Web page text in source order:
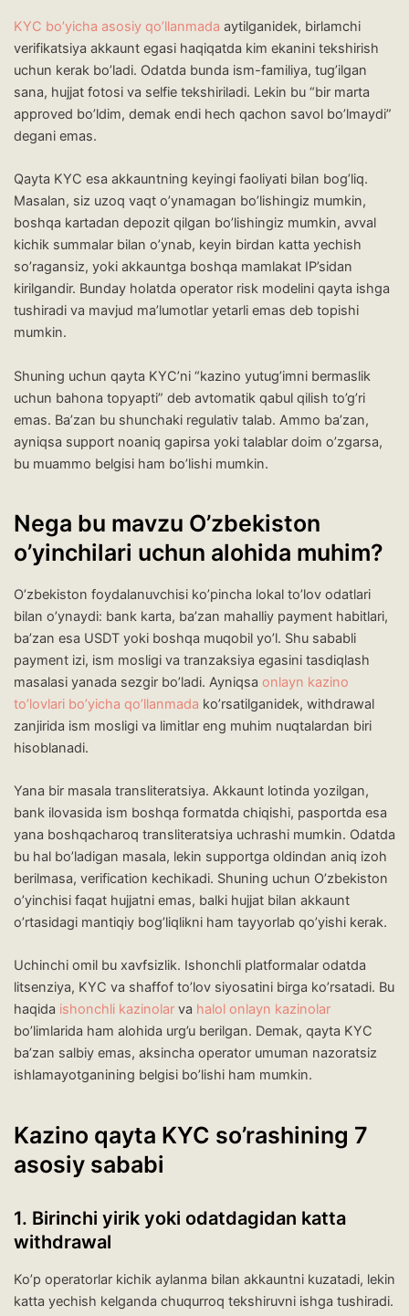
KYC bo’yicha asosiy qo’llanmada aytilganidek, birlamchi
verifikatsiya akkaunt egasi haqiqatda kim ekanini tekshirish
uchun kerak bo’ladi. Odatda bunda ism-familiya, tug’ilgan
sana, hujjat fotosi va selfie tekshiriladi. Lekin bu “bir marta
approved bo’ldim, demak endi hech qachon savol bo’lmaydi”
degani emas.
Qayta KYC esa akkauntning keyingi faoliyati bilan bog’liq.
Masalan, siz uzoq vaqt o’ynamagan bo’lishingiz mumkin,
boshqa kartadan depozit qilgan bo’lishingiz mumkin, avval
kichik summalar bilan o’ynab, keyin birdan katta yechish
so’ragansiz, yoki akkauntga boshqa mamlakat IP’sidan
kirilgandir. Bunday holatda operator risk modelini qayta ishga
tushiradi va mavjud ma’lumotlar yetarli emas deb topishi
mumkin.
Shuning uchun qayta KYC’ni “kazino yutug’imni bermaslik
uchun bahona topyapti” deb avtomatik qabul qilish to’g’ri
emas. Ba’zan bu shunchaki regulativ talab. Ammo ba’zan,
ayniqsa support noaniq gapirsa yoki talablar doim o’zgarsa,
bu muammo belgisi ham bo’lishi mumkin.
Nega bu mavzu O’zbekiston
o’yinchilari uchun alohida muhim?
O’zbekiston foydalanuvchisi ko’pincha lokal to’lov odatlari
bilan o’ynaydi: bank karta, ba’zan mahalliy payment habitlari,
ba’zan esa USDT yoki boshqa muqobil yo’l. Shu sababli
payment izi, ism mosligi va tranzaksiya egasini tasdiqlash
masalasi yanada sezgir bo’ladi. Ayniqsa onlayn kazino
to’lovlari bo’yicha qo’llanmada ko’rsatilganidek, withdrawal
zanjirida ism mosligi va limitlar eng muhim nuqtalardan biri
hisoblanadi.
Yana bir masala transliteratsiya. Akkaunt lotinda yozilgan,
bank ilovasida ism boshqa formatda chiqishi, pasportda esa
yana boshqacharoq transliteratsiya uchrashi mumkin. Odatda
bu hal bo’ladigan masala, lekin supportga oldindan aniq izoh
berilmasa, verification kechikadi. Shuning uchun O’zbekiston
o’yinchisi faqat hujjatni emas, balki hujjat bilan akkaunt
o’rtasidagi mantiqiy bog’liqlikni ham tayyorlab qo’yishi kerak.
Uchinchi omil bu xavfsizlik. Ishonchli platformalar odatda
litsenziya, KYC va shaffof to’lov siyosatini birga ko’rsatadi. Bu
haqida ishonchli kazinolarva halol onlayn kazinolar
bo’limlarida ham alohida urg’u berilgan. Demak, qayta KYC
ba’zan salbiy emas, aksincha operator umuman nazoratsiz
ishlamayotganining belgisi bo’lishi ham mumkin.
Kazino qayta KYC so’rashining 7
asosiy sababi
1. Birinchi yirik yoki odatdagidan katta
withdrawal
Ko’p operatorlar kichik aylanma bilan akkauntni kuzatadi, lekin
katta yechish kelganda chuqurroq tekshiruvni ishga tushiradi.